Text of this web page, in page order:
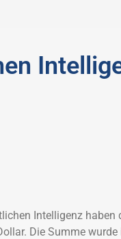
Intelligenz haben
Die Summe